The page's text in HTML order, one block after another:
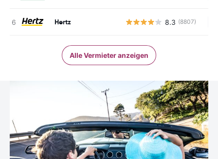
Hertz 8.3 (8807)
Alle Vermieter anzeigen